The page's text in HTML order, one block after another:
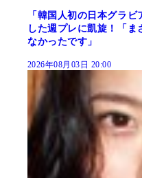
「韓国人初の日本グラ
した週プレに凱旋！「
なかったです」
2026年08月03日 20:00